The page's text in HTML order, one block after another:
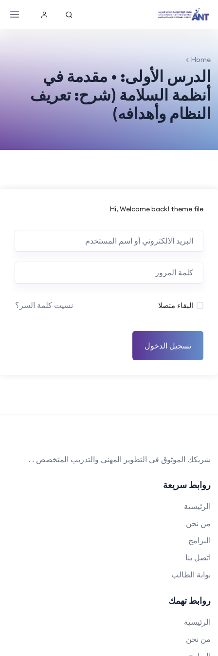
Home
الدرس الأولى: • مقدمة في
أنظمة السلامة (شرح: تعريف
النظام وأهدافه)
Hi, Welcome back! theme file
البقاء متصلا نسيت كلمة السر؟
تسجيل الدخول
شريكك الموثوق في التطوير المهني والتدريب المتخصص . .
روابط سريعة
الرئيسية
من نحن
البرامج
اتصل بنا
بوابة الطالب
روابط تهمك
الرئيسية
من نحن